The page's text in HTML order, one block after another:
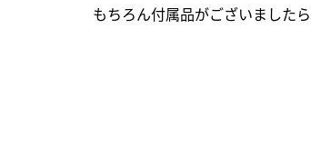
もちろん付属品がございました